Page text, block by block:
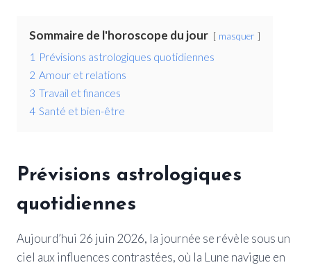
Sommaire de l'horoscope du jour masquer
1 Prévisions astrologiques quotidiennes
2 Amour et relations
3 Travail et finances
4 Santé et bien-être
Prévisions astrologiques
quotidiennes
Aujourd’hui 26 juin 2026, la journée se révèle sous un
ciel aux influences contrastées, où la Lune navigue en